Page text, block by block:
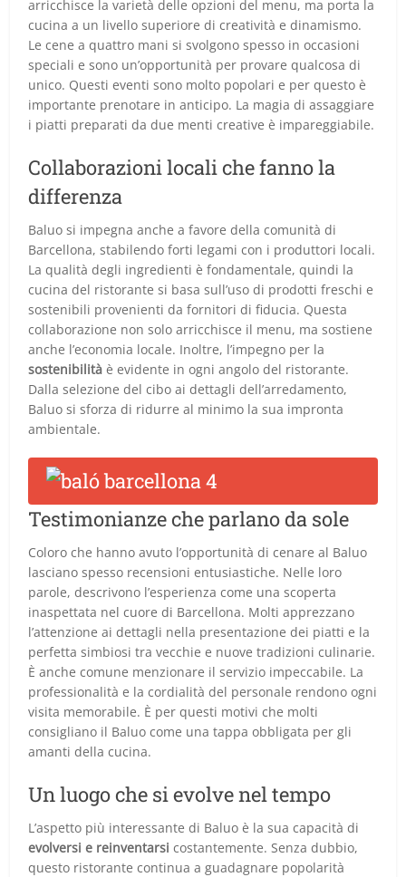
arricchisce la varietà delle opzioni del menu, ma porta la
cucina a un livello superiore di creatività e dinamismo.
Le cene a quattro mani si svolgono spesso in occasioni
speciali e sono un’opportunità per provare qualcosa di
unico. Questi eventi sono molto popolari e per questo è
importante prenotare in anticipo. La magia di assaggiare
i piatti preparati da due menti creative è impareggiabile.
Collaborazioni locali che fanno la
differenza
Baluo si impegna anche a favore della comunità di
Barcellona, stabilendo forti legami con i produttori locali.
La qualità degli ingredienti è fondamentale, quindi la
cucina del ristorante si basa sull’uso di prodotti freschi e
sostenibili provenienti da fornitori di fiducia. Questa
collaborazione non solo arricchisce il menu, ma sostiene
anche l’economia locale. Inoltre, l’impegno per la
sostenibilità è evidente in ogni angolo del ristorante.
Dalla selezione del cibo ai dettagli dell’arredamento,
Baluo si sforza di ridurre al minimo la sua impronta
ambientale.
Testimonianze che parlano da sole
Coloro che hanno avuto l’opportunità di cenare al Baluo
lasciano spesso recensioni entusiastiche. Nelle loro
parole, descrivono l’esperienza come una scoperta
inaspettata nel cuore di Barcellona. Molti apprezzano
l’attenzione ai dettagli nella presentazione dei piatti e la
perfetta simbiosi tra vecchie e nuove tradizioni culinarie.
È anche comune menzionare il servizio impeccabile. La
professionalità e la cordialità del personale rendono ogni
visita memorabile. È per questi motivi che molti
consigliano il Baluo come una tappa obbligata per gli
amanti della cucina.
Un luogo che si evolve nel tempo
L’aspetto più interessante di Baluo è la sua capacità di
evolversi e reinventarsi costantemente. Senza dubbio,
questo ristorante continua a guadagnare popolarità